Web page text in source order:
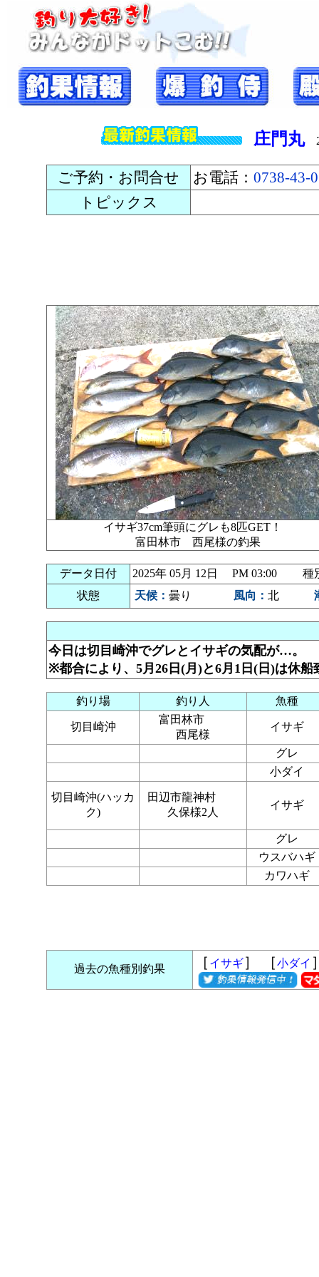
庄門丸
ご予約・お問合せ お電話： 0738-43-
トピックス
イサギ37cm筆頭にグレも8匹GET！
富田林市 西尾様の釣果
データ日付
2025年 05月 12日 PM 03:00 種
状態
天候： 曇り 風向： 北
今日は切目崎沖でグレとイサギの気配が…。
※都合により、5月26日(月)と6月1日(日)は休船
釣り場 釣り人 魚種
切目崎沖
富田林市
西尾様
イサギ
グレ
小ダイ
切目崎沖(ハッカ
ク)
田辺市龍神村
久保様2人
イサギ
グレ
ウスバハギ
カワハギ
過去の魚種別釣果 ［ イサギ］ ［小ダイ